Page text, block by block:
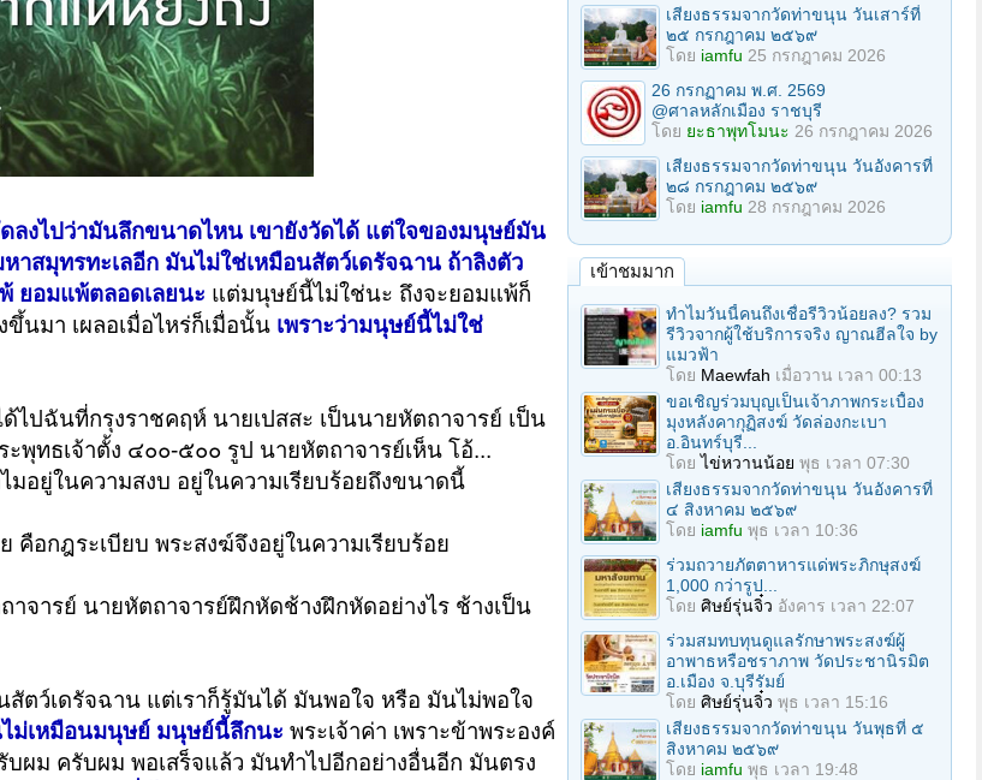
ลงไปว่ามันลึกขนาดไหน เขายังวัดได้ แต่ใจของมนุษย์มัน
สมุทรทะเลอีก มันไม่ใช่เหมือนสัตว์เดรัจฉาน ถ้าลิงตัว
ยอมแพ้ตลอดเลยนะ แต่มนุษย์นี้ไม่ใช่นะ ถึงจะยอมแพ้ก็
นมา เผลอเมื่อไหร่ก็เมื่อนั้น เพราะว่ามนุษย์นี้ไม่ใช่
ไปฉันที่กรุงราชคฤห์ นายเปสสะ เป็นนายหัตถาจารย์ เป็น
พุทธเจ้าตั้ง ๔๐๐-๕๐๐ รูป นายหัตถาจารย์เห็น โอ้...
อยู่ในความสงบ อยู่ในความเรียบร้อยถึงขนาดนี้
คือกฎระเบียบ พระสงฆ์จึงอยู่ในความเรียบร้อย
าจารย์ นายหัตถาจารย์ฝึกหัดช้างฝึกหัดอย่างไร ช้างเป็น
ตว์เดรัจฉาน แต่เราก็รู้มันได้ มันพอใจ หรือ มันไม่พอใจ
ม่เหมือนมนุษย์ มนุษย์นี้ลึกนะ พระเจ้าค่า เพราะข้าพระองค์
ผม ครับผม พอเสร็จแล้ว มันทำไปอีกอย่างอื่นอีก มันตรง
เสียงธรรมจากวัดท่าขนุน วันเสาร์ที่
๒๕ กรกฎาคม ๒๕๖๙
โดย iamfu 25 กรกฎาคม 2026
26 กรกฏาคม พ.ศ. 2569
@ศาลหลักเมือง ราชบุรี
โดย ยะธาพุทโมนะ 26 กรกฎาคม 2026
เสียงธรรมจากวัดท่าขนุน วันอังคารที่
๒๘ กรกฎาคม ๒๕๖๙
โดย iamfu 28 กรกฎาคม 2026
เข้าชมมาก
ทำไมวันนี้คนถึงเชื่อรีวิวน้อยลง? รวม
รีวิวจากผู้ใช้บริการจริง ญาณฮีลใจ by
แมวฟ้า
โดย Maewfah เมื่อวาน เวลา 00:13
ขอเชิญร่วมบุญเป็นเจ้าภาพกระเบื้อง
มุงหลังคากุฏิสงฆ์ วัดล่องกะเบา
อ.อินทร์บุรี...
โดยไข่หวานน้อย พุธ เวลา 07:30
เสียงธรรมจากวัดท่าขนุน วันอังคารที่
๔ สิงหาคม ๒๕๖๙
โดย iamfu พุธ เวลา 10:36
ร่วมถวายภัตตาหารแด่พระภิกษุสงฆ์
1,000 กว่ารูป...
โดย ศิษย์รุ่นจิ๋ว อังคาร เวลา 22:07
ร่วมสมทบทุนดูแลรักษาพระสงฆ์ผู้
อาพาธหรือชราภาพ วัดประชานิรมิต
อ.เมือง จ.บุรีรัมย์
โดย ศิษย์รุ่นจิ๋ว พุธ เวลา 15:16
เสียงธรรมจากวัดท่าขนุน วันพุธที่ ๕
สิงหาคม ๒๕๖๙
โดย iamfu พุธ เวลา 19:48